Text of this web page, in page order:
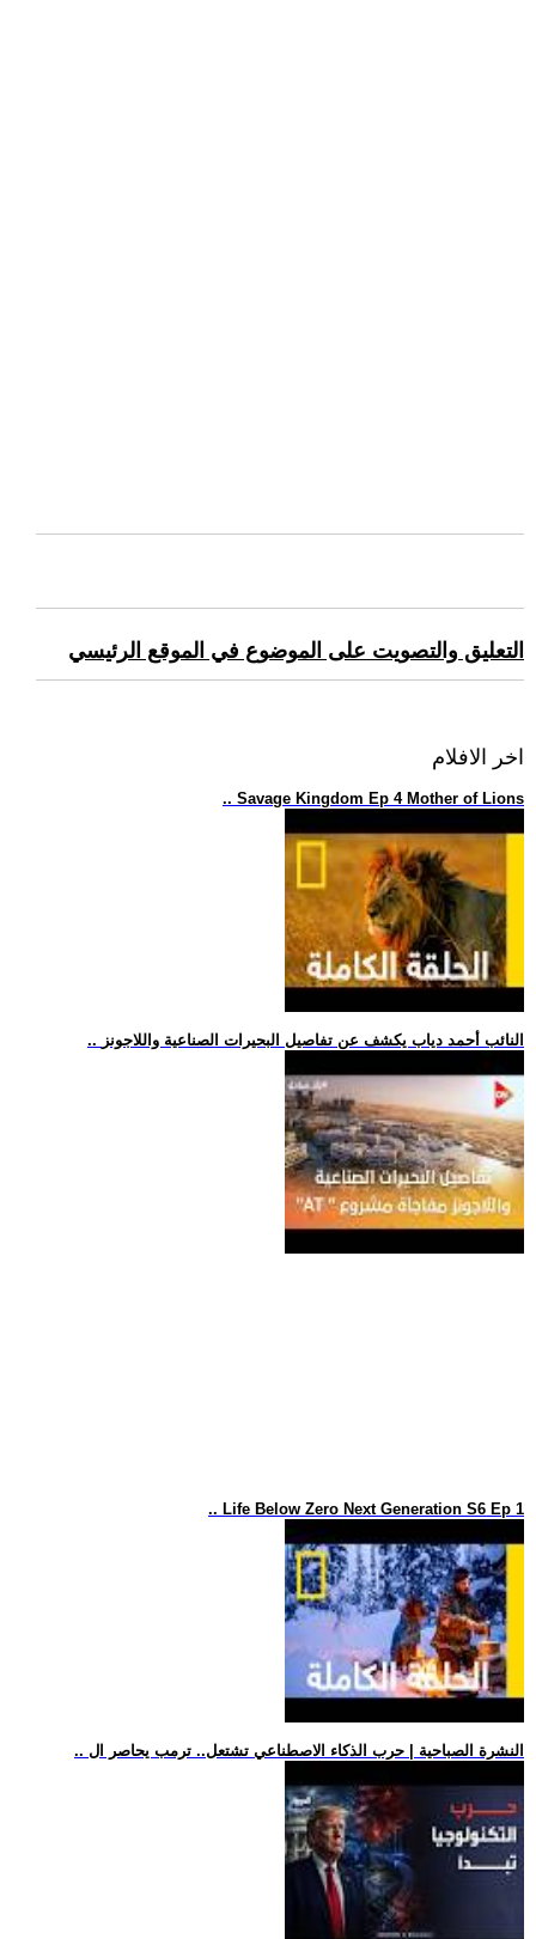
التعليق والتصويت على الموضوع في الموقع الرئيسي
اخر الافلام
.. Savage Kingdom Ep 4 Mother of Lions
.. النائب أحمد دياب يكشف عن تفاصيل البحيرات الصناعية واللاجونز
.. Life Below Zero Next Generation S6 Ep 1
.. النشرة الصباحية | حرب الذكاء الاصطناعي تشتعل.. ترمب يحاصر ال